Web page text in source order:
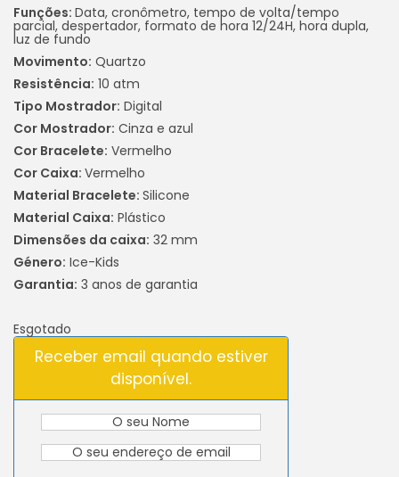
Funções: Data, cronômetro, tempo de volta/tempo
parcial, despertador, formato de hora 12/24H, hora dupla,
luz de fundo
Movimento: Quartzo
Resistência: 10 atm
Tipo Mostrador: Digital
Cor Mostrador: Cinza e azul
Cor Bracelete: Vermelho
Cor Caixa: Vermelho
Material Bracelete: Silicone
Material Caixa: Plástico
Dimensões da caixa: 32 mm
Género: Ice-Kids
Garantia: 3 anos de garantia
Esgotado
Receber email quando estiver
disponível.